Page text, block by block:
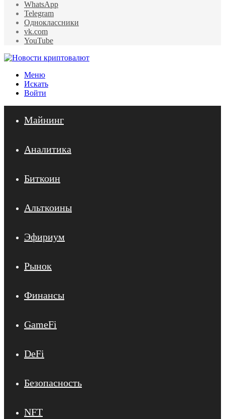
WhatsApp
Telegram
Одноклассники
vk.com
YouTube
Меню
Искать
Войти
Майнинг
Аналитика
Биткоин
Альткоины
Эфириум
Рынок
Финансы
GameFi
DeFi
Безопасность
NFT